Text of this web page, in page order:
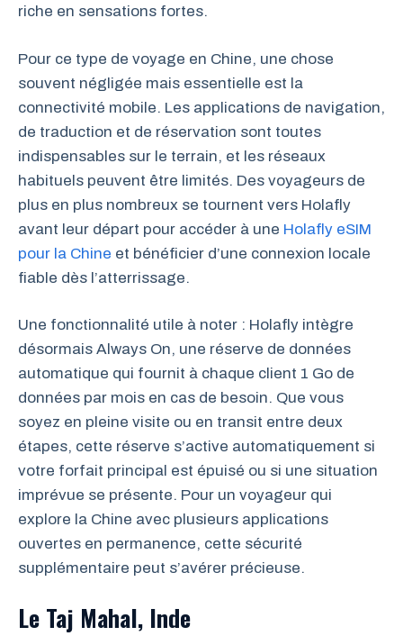
riche en sensations fortes.
Pour ce type de voyage en Chine, une chose
souvent négligée mais essentielle est la
connectivité mobile. Les applications de navigation,
de traduction et de réservation sont toutes
indispensables sur le terrain, et les réseaux
habituels peuvent être limités. Des voyageurs de
plus en plus nombreux se tournent vers Holafly
avant leur départ pour accéder à une Holafly eSIM
pour la Chine et bénéficier d’une connexion locale
fiable dès l’atterrissage.
Une fonctionnalité utile à noter : Holafly intègre
désormais Always On, une réserve de données
automatique qui fournit à chaque client 1 Go de
données par mois en cas de besoin. Que vous
soyez en pleine visite ou en transit entre deux
étapes, cette réserve s’active automatiquement si
votre forfait principal est épuisé ou si une situation
imprévue se présente. Pour un voyageur qui
explore la Chine avec plusieurs applications
ouvertes en permanence, cette sécurité
supplémentaire peut s’avérer précieuse.
Le Taj Mahal, Inde